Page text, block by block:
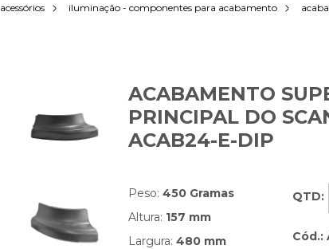
acessórios iluminação - componentes para acabamento
ACABAMENTO
PRINCIPAL DO
ACAB24-E-DIP
Peso: 450 Gramas
Altura: 157 mm
Largura: 480 mm
QTD:
Cód.: